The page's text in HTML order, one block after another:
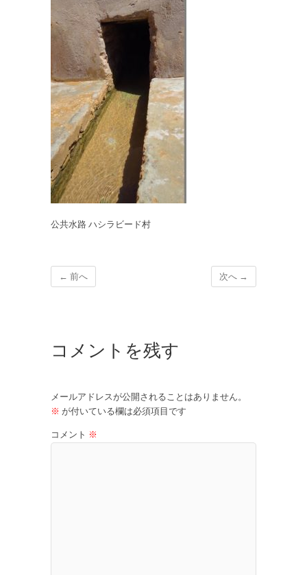
公共水路 ハシラビード村
← 前へ 次へ →
コメントを残す
メールアドレスが公開されることはありません。
※ が付いている欄は必須項目です
コメント ※